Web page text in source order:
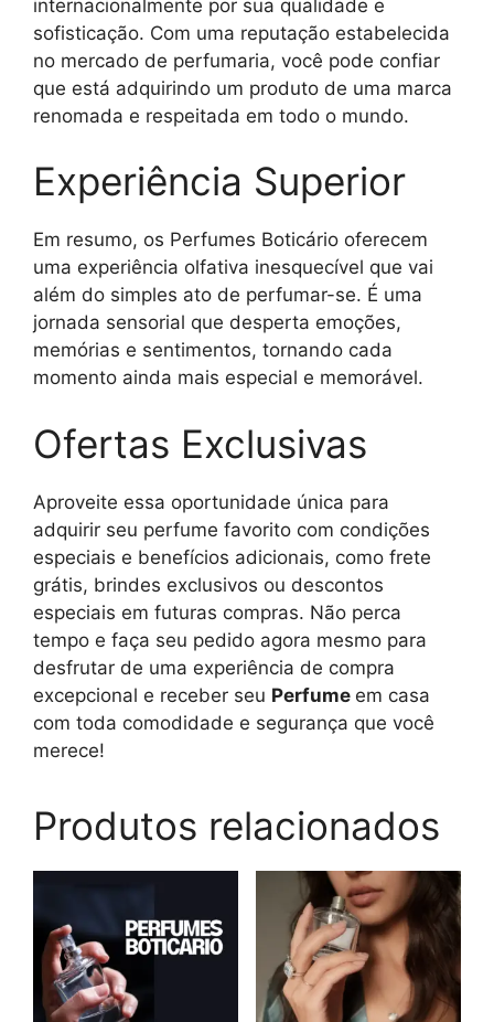
internacionalmente por sua qualidade e
sofisticação. Com uma reputação estabelecida
no mercado de perfumaria, você pode confiar
que está adquirindo um produto de uma marca
renomada e respeitada em todo o mundo.
Experiência Superior
Em resumo, os Perfumes Boticário oferecem
uma experiência olfativa inesquecível que vai
além do simples ato de perfumar-se. É uma
jornada sensorial que desperta emoções,
memórias e sentimentos, tornando cada
momento ainda mais especial e memorável.
Ofertas Exclusivas
Aproveite essa oportunidade única para
adquirir seu perfume favorito com condições
especiais e benefícios adicionais, como frete
grátis, brindes exclusivos ou descontos
especiais em futuras compras. Não perca
tempo e faça seu pedido agora mesmo para
desfrutar de uma experiência de compra
excepcional e receber seu Perfume em casa
com toda comodidade e segurança que você
merece!
Produtos relacionados